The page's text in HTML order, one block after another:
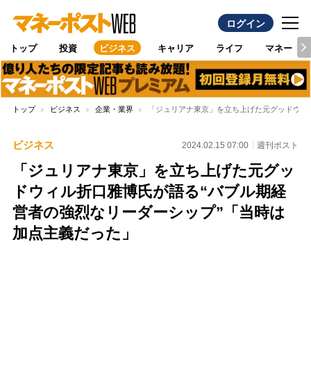
ログイン
トップ 投資 ビジネス キャリア ライフ マネー
トップ ビジネス 企業・業界 「ジュリアナ東京」を立ち上げた元グッドウ
ビジネス 2024.02.15 07:00 週刊ポスト
「ジュリアナ東京」を立ち上げた元グッ
ドウィル折口雅博氏が語る“バブル期経
営者の強烈なリーダーシップ”「当時は
加点主義だった」